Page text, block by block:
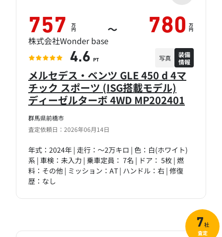
群馬県前橋市
査定依頼日：2026年06月14日
メルセデス・ベンツ GLE 450 d 4マ
チック スポーツ (ISG搭載モデル)
ディーゼルターボ 4WD MP202401
年式：2024年 | 走行：～2万キロ | 色：白(ホワイト)
系 | 車検：未入力 | 乗車定員： 7名 | ドア： 5枚 | 燃
料：その他 | ミッション：AT | ハンドル：右 | 修復
歴：なし
757 万
円 ～ 780 万
円
株式会社Wonder base
4.6 PT 写真
装備
情報
7社
査定